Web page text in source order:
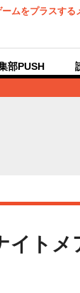
ームをプラスする
部PUSH
イト